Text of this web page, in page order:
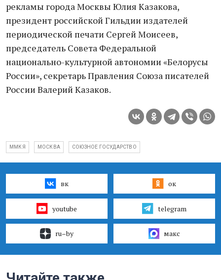
рекламы города Москвы Юлия Казакова,
президент российской Гильдии издателей
периодической печати Сергей Моисеев,
председатель Совета Федеральной
национально-культурной автономии «Белорусы
России», секретарь Правления Союза писателей
России Валерий Казаков.
ММКЯ МОСКВА СОЮЗНОЕ ГОСУДАРСТВО
вк ок
youtube telegram
ru–by макс